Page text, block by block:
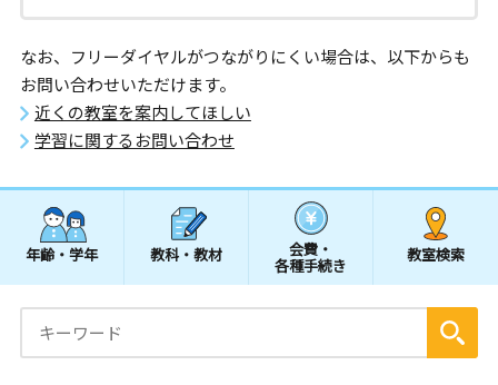
なお、フリーダイヤルがつながりにくい場合は、以下からも
お問い合わせいただけます。
近くの教室を案内してほしい
学習に関するお問い合わせ
年齢・学年 教科・教材 会費・
各種手続き
教室検索